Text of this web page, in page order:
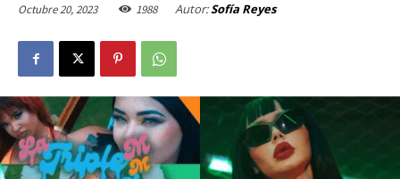
Octubre 20, 2023 1988 Autor:Sofía Reyes